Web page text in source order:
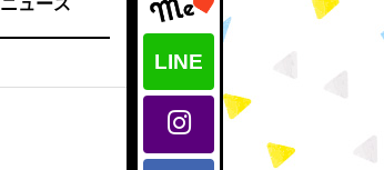
LINE
ニュース